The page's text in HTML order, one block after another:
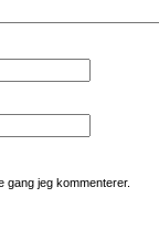
jeg kommenterer.